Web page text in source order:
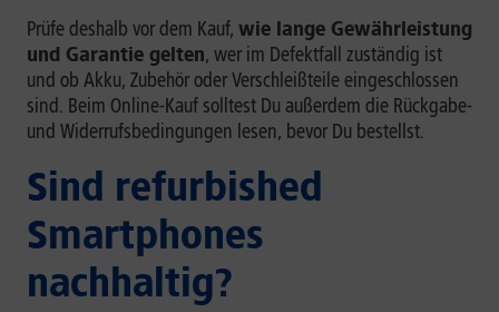
Prüfe deshalb vor dem Kauf, wie lange Gewährleistung
und Garantie gelten, wer im Defektfall zuständig ist
und ob Akku, Zubehör oder Verschleißteile eingeschlossen
sind. Beim Online-Kauf solltest Du außerdem die Rückgabe-
und Widerrufsbedingungen lesen, bevor Du bestellst.
Sind refurbished
Smartphones
nachhaltig?